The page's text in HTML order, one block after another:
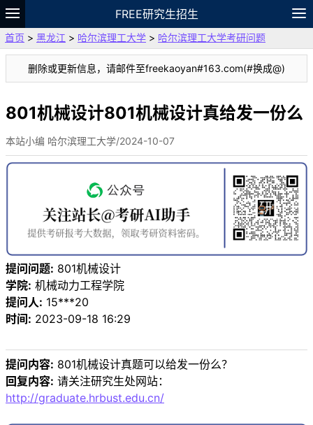
FREE研究生招生
题库
故事 专题 APP 笔记
论坛
VIP
资料
首页 > 黑龙江 > 哈尔滨理工大学 > 哈尔滨理工大学考研问题
删除或更新信息，请邮件至freekaoyan#163.com(#换成@)
801机械设计801机械设计真给发一份么
本站小编 哈尔滨理工大学/2024-10-07
提问问题: 801机械设计
学院: 机械动力工程学院
提问人: 15***20
时间: 2023-09-18 16:29
提问内容: 801机械设计真题可以给发一份么？
回复内容: 请关注研究生处网站：
http://graduate.hrbust.edu.cn/